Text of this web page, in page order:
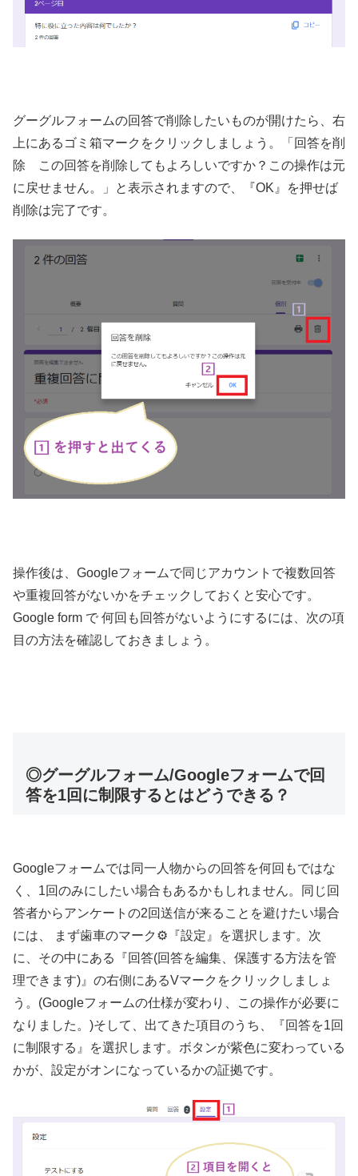
グーグルフォームの回答で削除したいものが開けたら、右
上にあるゴミ箱マークをクリックしましょう。「回答を削
除 この回答を削除してもよろしいですか？この操作は元
に戻せません。」と表示されますので、『OK』を押せば
削除は完了です。
操作後は、Googleフォームで同じアカウントで複数回答
や重複回答がないかをチェックしておくと安心です。
Google form で 何回も回答がないようにするには、次の項
目の方法を確認しておきましょう。
◎グーグルフォーム/Googleフォームで回
答を1回に制限するとはどうできる？
Googleフォームでは同一人物からの回答を何回もではな
く、1回のみにしたい場合もあるかもしれません。同じ回
答者からアンケートの2回送信が来ることを避けたい場合
には、 まず歯車のマーク⚙『設定』を選択します。次
に、その中にある『回答(回答を編集、保護する方法を管
理できます)』の右側にあるVマークをクリックしましょ
う。(Googleフォームの仕様が変わり、この操作が必要に
なりました。)そして、出てきた項目のうち、『回答を1回
に制限する』を選択します。ボタンが紫色に変わっている
かが、設定がオンになっているかの証拠です。